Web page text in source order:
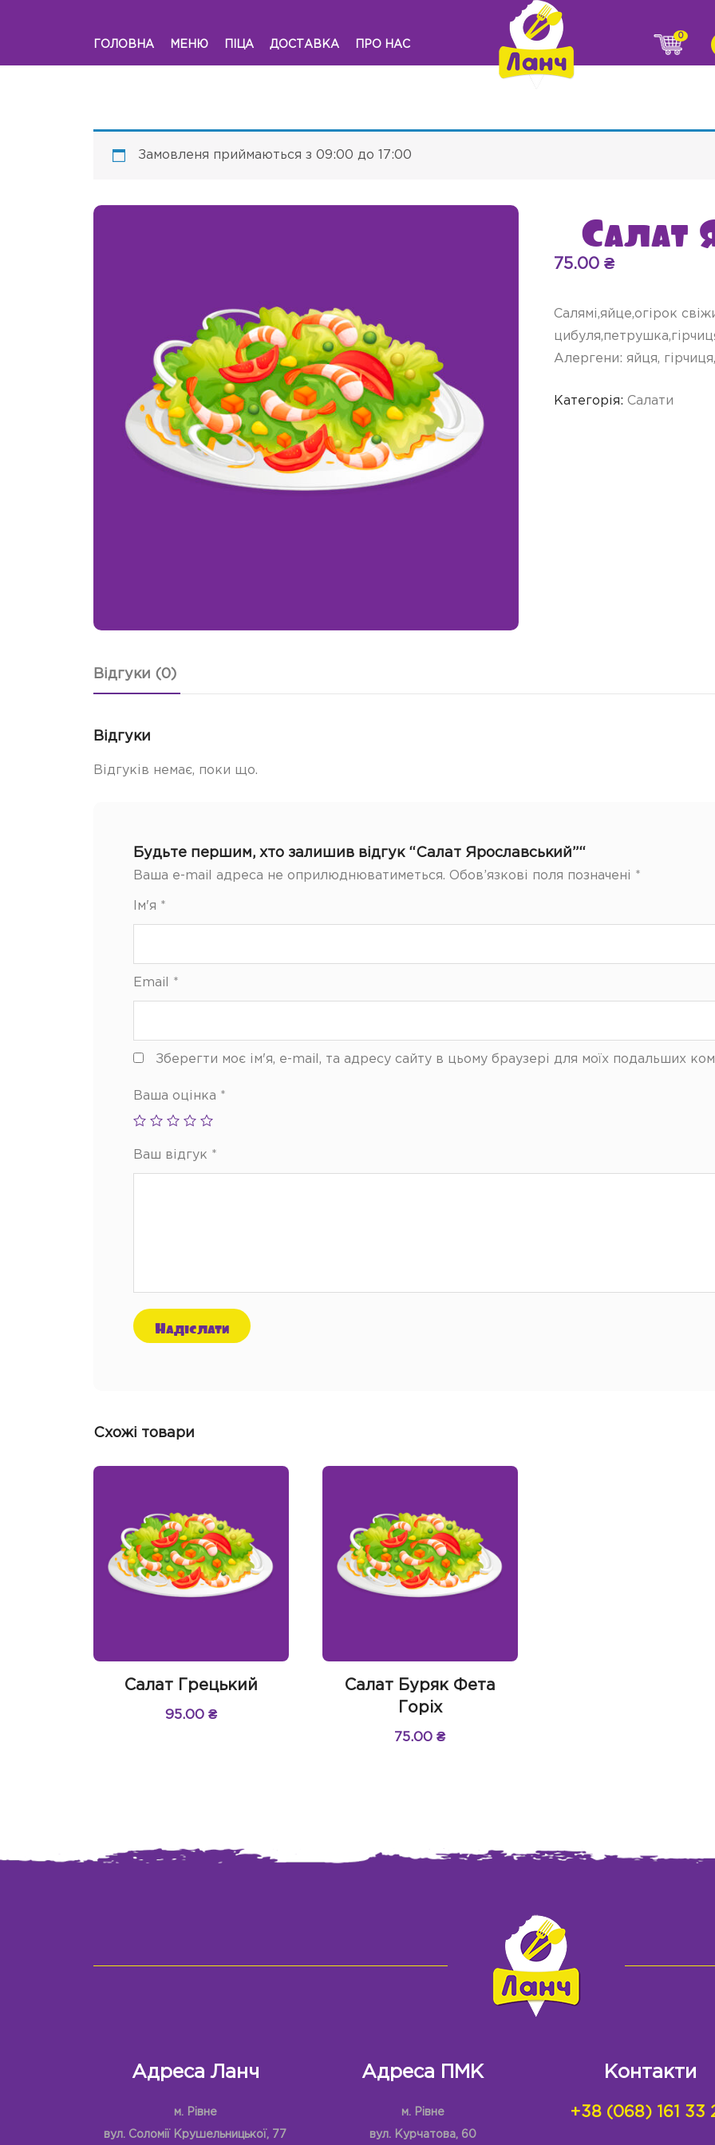
ГОЛОВНА МЕНЮ ПІЦА ДОСТАВКА ПРО НАС
0
Замовленя приймаються з 09:00 до 17:00
Салат
75.00₴
Салямі,яйце,огірок
Алергени: яйця,
Категорія:Салати
Відгуки (0)
Відгуки
Відгуків немає, поки що.
Будьте першим, хто залишив відгук “Салат Ярославський”“
Ваша e-mail адреса не оприлюднюватиметься. Обов’язкові поля позначені *
Ім'я *
Email *
Зберегти моє ім'я, e-mail, та адресу сайту в цьому браузері для моїх подальших
Ваша оцінка *
Ваш відгук *
Схожі товари
Салат Грецький
95.00 ₴
Салат Буряк Фета
Горіх
75.00₴
Адреса Ланч
м. Рівне
вул. Соломії Крушельницької, 77
Адреса ПМК
м. Рівне
вул. Курчатова, 60
Контакти
+38 (068) 161 33